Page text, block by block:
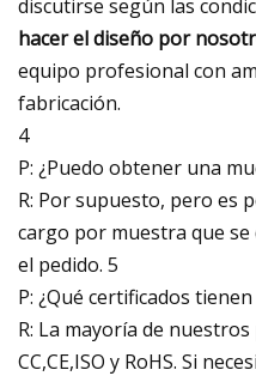
discutirse según las
hacer el diseño por
equipo profesional con
fabricación.
4
P: ¿Puedo obtener una
R: Por supuesto, pero es
cargo por muestra que
el pedido. 5
P: ¿Qué certificados
R: La mayoría de
CC,CE,ISO y RoHS. Si